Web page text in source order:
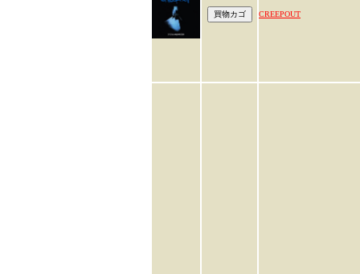
CREEPOUT